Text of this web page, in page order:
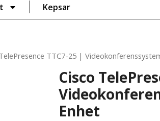
Kepsar
TTC7-25 |
Cisco
Enhet